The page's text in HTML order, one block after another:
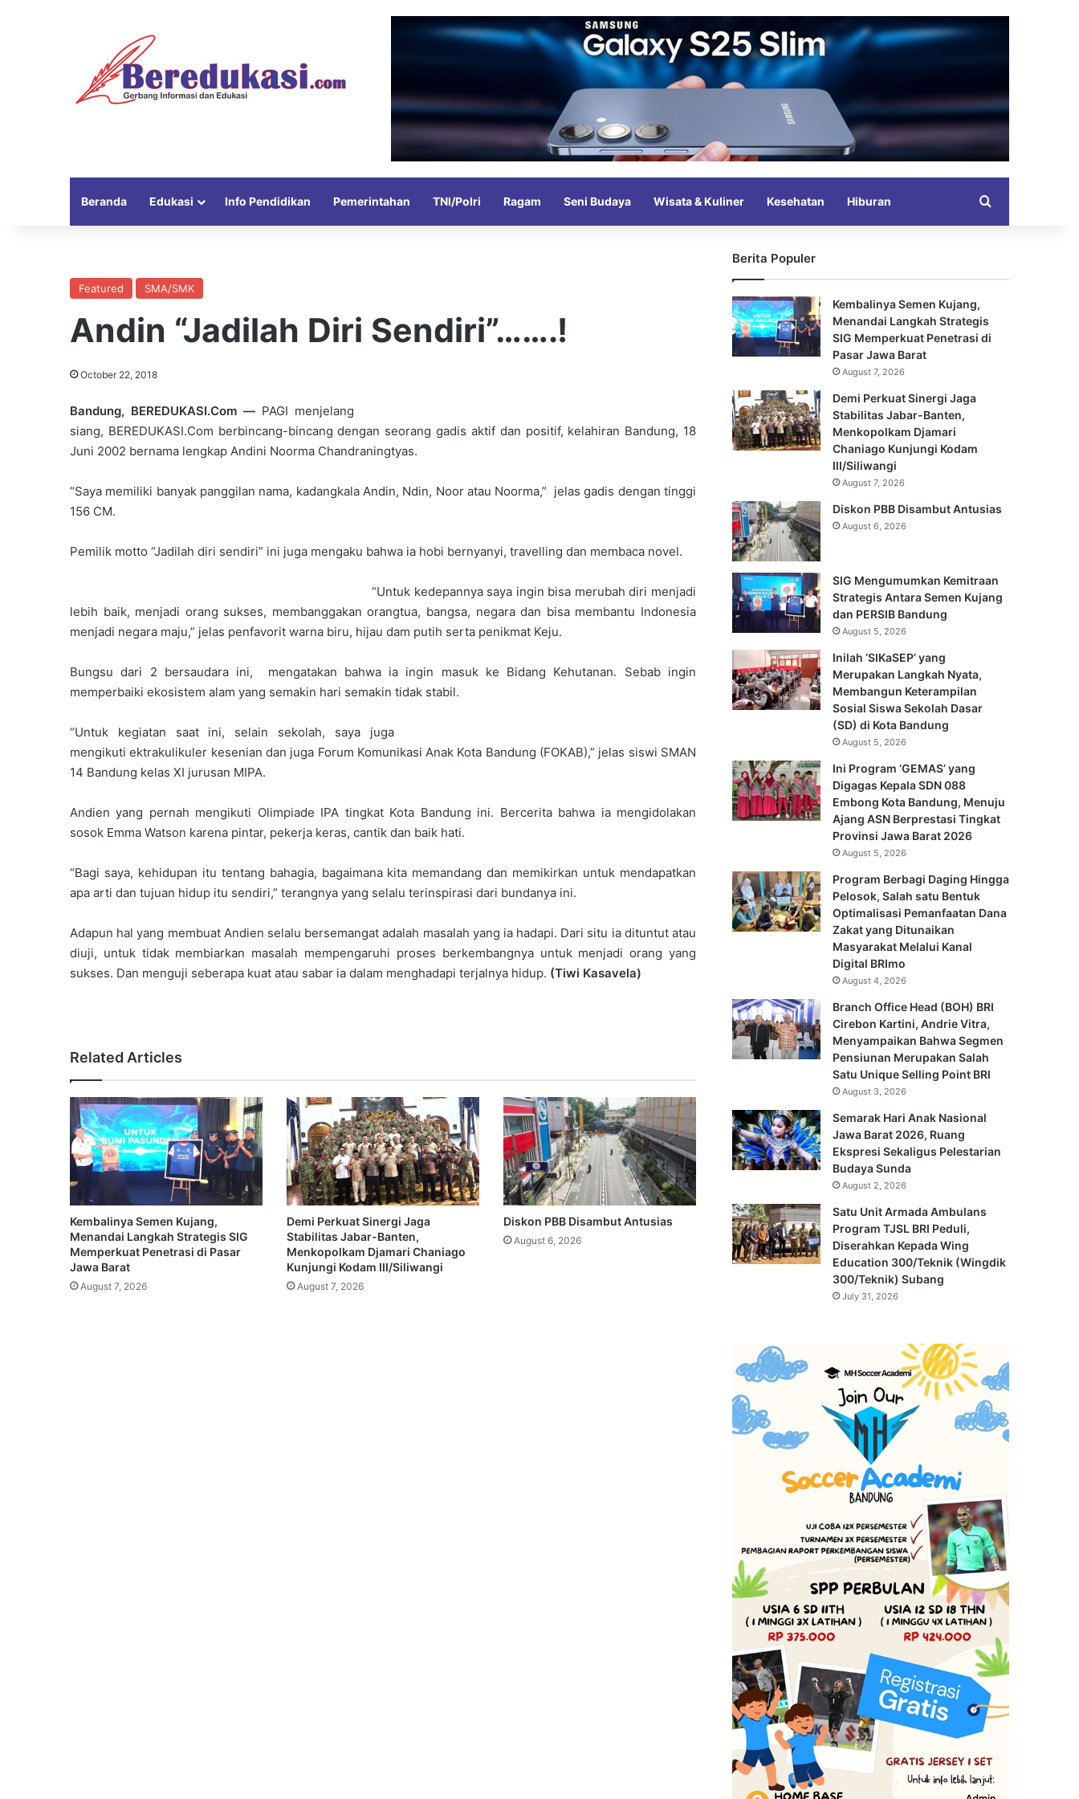
Beranda Edukasi Info Pendidikan Pemerintahan TNI/Polri Ragam Seni Budaya Wisata & Kuliner Kesehatan Hiburan
Featured SMA/SMK
Andin “Jadilah Diri Sendiri”…….!
October 22, 2018
Bandung, BEREDUKASI.Com —PAGI menjelang
siang, BEREDUKASI.Com berbincang-bincang dengan seorang gadis aktif dan positif, kelahiran Bandung, 18
Juni 2002 bernama lengkap Andini Noorma Chandraningtyas.
“Saya memiliki banyak panggilan nama, kadangkala Andin, Ndin, Noor atau Noorma,” jelas gadis dengan tinggi
156 CM.
Pemilik motto “Jadilah diri sendiri” ini juga mengaku bahwa ia hobi bernyanyi, travelling dan membaca novel.
“Untuk kedepannya saya ingin bisa merubah diri menjadi
lebih baik, menjadi orang sukses, membanggakan orangtua, bangsa, negara dan bisa membantu Indonesia
menjadi negara maju,” jelas penfavorit warna biru, hijau dam putih serta penikmat Keju.
Bungsu dari 2 bersaudara ini, mengatakan bahwa ia ingin masuk ke Bidang Kehutanan. Sebab ingin
memperbaiki ekosistem alam yang semakin hari semakin tidak stabil.
“Untuk kegiatan saat ini, selain sekolah, saya juga
mengikuti ektrakulikuler kesenian dan juga Forum Komunikasi Anak Kota Bandung (FOKAB),” jelas siswi SMAN
14 Bandung kelas XI jurusan MIPA.
Andien yang pernah mengikuti Olimpiade IPA tingkat Kota Bandung ini. Bercerita bahwa ia mengidolakan
sosok Emma Watson karena pintar, pekerja keras, cantik dan baik hati.
“Bagi saya, kehidupan itu tentang bahagia, bagaimana kita memandang dan memikirkan untuk mendapatkan
apa arti dan tujuan hidup itu sendiri,” terangnya yang selalu terinspirasi dari bundanya ini.
Adapun hal yang membuat Andien selalu bersemangat adalah masalah yang ia hadapi. Dari situ ia dituntut atau
diuji, untuk tidak membiarkan masalah mempengaruhi proses berkembangnya untuk menjadi orang yang
sukses. Dan menguji seberapa kuat atau sabar ia dalam menghadapi terjalnya hidup. (Tiwi Kasavela)
Related Articles
Kembalinya Semen Kujang,
Menandai Langkah Strategis SIG
Memperkuat Penetrasi di Pasar
Jawa Barat
August 7, 2026
Demi Perkuat Sinergi Jaga
Stabilitas Jabar-Banten,
Menkopolkam Djamari Chaniago
Kunjungi Kodam III/Siliwangi
August 7, 2026
Diskon PBB Disambut Antusias
August 6, 2026
Berita Populer
Kembalinya Semen Kujang,
Menandai Langkah Strategis
SIG Memperkuat Penetrasi di
Pasar Jawa Barat
August 7, 2026
Demi Perkuat Sinergi Jaga
Stabilitas Jabar-Banten,
Menkopolkam Djamari
Chaniago Kunjungi Kodam
III/Siliwangi
August 7, 2026
Diskon PBB Disambut Antusias
August 6, 2026
SIG Mengumumkan Kemitraan
Strategis Antara Semen Kujang
dan PERSIB Bandung
August 5, 2026
Inilah ‘SIKaSEP’ yang
Merupakan Langkah Nyata,
Membangun Keterampilan
Sosial Siswa Sekolah Dasar
(SD) di Kota Bandung
August 5, 2026
Ini Program ‘GEMAS’ yang
Digagas Kepala SDN 088
Embong Kota Bandung, Menuju
Ajang ASN Berprestasi Tingkat
Provinsi Jawa Barat 2026
August 5, 2026
Program Berbagi Daging Hingga
Pelosok, Salah satu Bentuk
Optimalisasi Pemanfaatan Dana
Zakat yang Ditunaikan
Masyarakat Melalui Kanal
Digital BRImo
August 4, 2026
Branch Office Head (BOH) BRI
Cirebon Kartini, Andrie Vitra,
Menyampaikan Bahwa Segmen
Pensiunan Merupakan Salah
Satu Unique Selling Point BRI
August 3, 2026
Semarak Hari Anak Nasional
Jawa Barat 2026, Ruang
Ekspresi Sekaligus Pelestarian
Budaya Sunda
August 2, 2026
Satu Unit Armada Ambulans
Program TJSL BRI Peduli,
Diserahkan Kepada Wing
Education 300/Teknik (Wingdik
300/Teknik) Subang
July 31, 2026